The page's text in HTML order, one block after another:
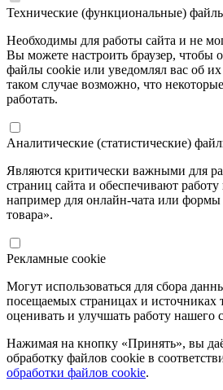
Технические (функциональные)
Необходимы для работы сайта и не
Вы можете настроить браузер, чтобы
файлы cookie или уведомлял вас об
таком случае возможно, что
работать.
Аналитические (статистические)
Являются критически важными для
страниц сайта и обеспечивают
например для онлайн-чата или формы
товара».
Рекламные cookie
Могут использоваться для сбора
посещаемых страницах и источниках
оценивать и улучшать работу нашего
Нажимая на кнопку «Принять», вы
обработку файлов cookie в
обработки файлов cookie.